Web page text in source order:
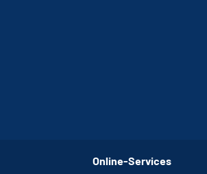
Online-Services